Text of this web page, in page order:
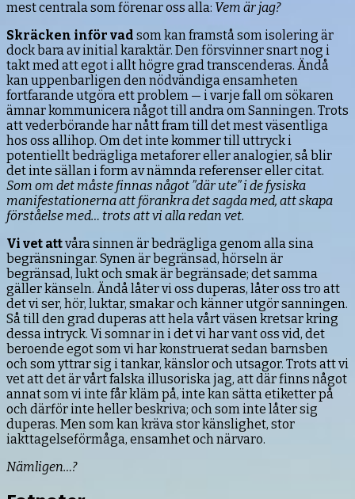
mest centrala som förenar oss alla: Vem är jag?
Skräcken inför vad som kan framstå som isolering är
dock bara av initial karaktär. Den försvinner snart nog i
takt med att egot i allt högre grad transcenderas. Ändå
kan uppenbarligen den nödvändiga ensamheten
fortfarande utgöra ett problem — i varje fall om sökaren
ämnar kommunicera något till andra om Sanningen. Trots
att vederbörande har nått fram till det mest väsentliga
hos oss allihop. Om det inte kommer till uttryck i
potentiellt bedrägliga metaforer eller analogier, så blir
det inte sällan i form av nämnda referenser eller citat.
Som om det måste finnas något ”där ute” i de fysiska
manifestationerna att förankra det sagda med, att skapa
förståelse med… trots att vi alla redan vet.
Vi vet attvåra sinnen är bedrägliga genom alla sina
begränsningar. Synen är begränsad, hörseln är
begränsad, lukt och smak är begränsade; det samma
gäller känseln. Ändå låter vi oss duperas, låter oss tro att
det vi ser, hör, luktar, smakar och känner utgör sanningen.
Så till den grad duperas att hela vårt väsen kretsar kring
dessa intryck. Vi somnar in i det vi har vant oss vid, det
beroende egot som vi har konstruerat sedan barnsben
och som yttrar sig i tankar, känslor och utsagor. Trots att vi
vet att det är vårt falska illusoriska jag, att där finns något
annat som vi inte får kläm på, inte kan sätta etiketter på
och därför inte heller beskriva; och som inte låter sig
duperas. Men som kan kräva stor känslighet, stor
iakttagelseförmåga, ensamhet och närvaro.
Nämligen…?